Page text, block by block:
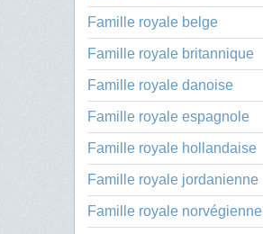
Famille royale belge
Famille royale britannique
Famille royale danoise
Famille royale espagnole
Famille royale hollandaise
Famille royale jordanienne
Famille royale norvégienne